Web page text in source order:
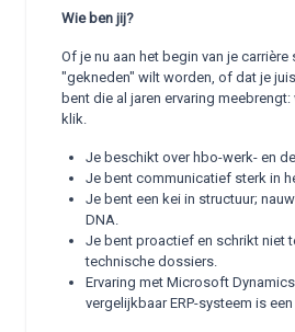
Wie ben jij?
Of je nu aan het begin van je
"gekneden" wilt worden, of dat je
bent die al jaren ervaring
klik.
Je beschikt over hbo-werk- en
Je bent communicatief sterk in
Je bent een kei in structuur;
DNA.
Je bent proactief en schrikt niet
technische dossiers.
Ervaring met Microsoft
vergelijkbaar ERP-systeem is